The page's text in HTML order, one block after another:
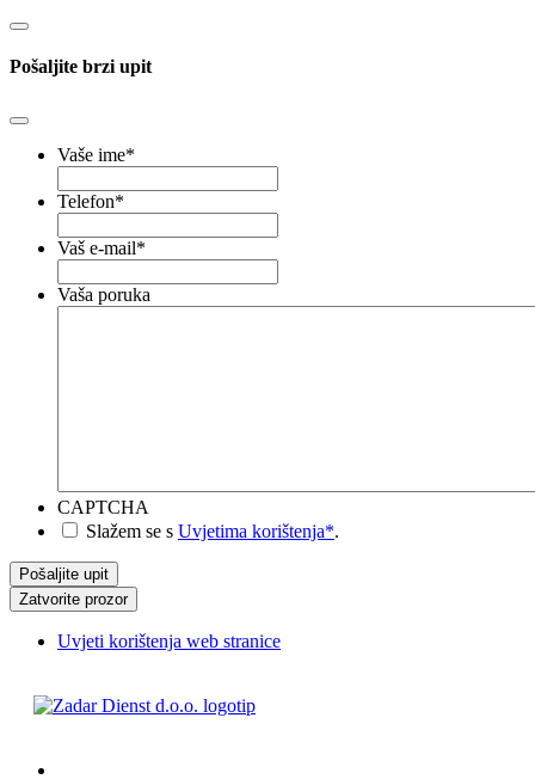
Pošaljite brzi upit
Vaše ime*
Telefon*
Vaš e-mail*
Vaša poruka
CAPTCHA
*
Slažem se s Uvjetima korištenja*.
Zatvorite prozor
Uvjeti korištenja web stranice